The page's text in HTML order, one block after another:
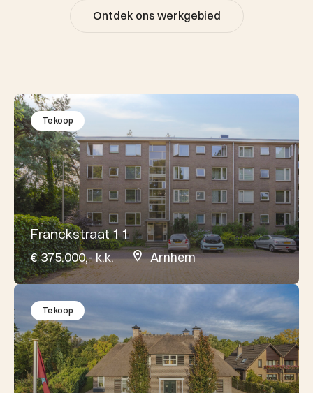
Ontdek ons werkgebied
Franckstraat 1 1
€ 375.000,- k.k. Arnhem
Te koop
Te koop